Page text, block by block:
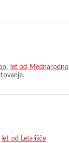
, let od Mednarodno
let od Letališče